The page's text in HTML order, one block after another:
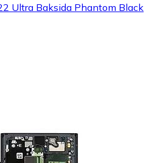
Ultra Baksida Phantom Black